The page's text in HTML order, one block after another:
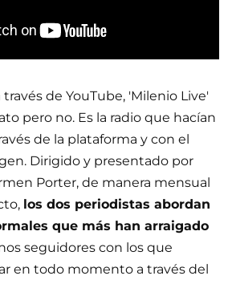
de YouTube, 'Milenio Live'
pero no. Es la radio que hacían
de la plataforma y con el
Dirigido y presentado por
Porter, de manera mensual
los dos periodistas abordan
que más han arraigado
seguidores con los que
en todo momento a través del